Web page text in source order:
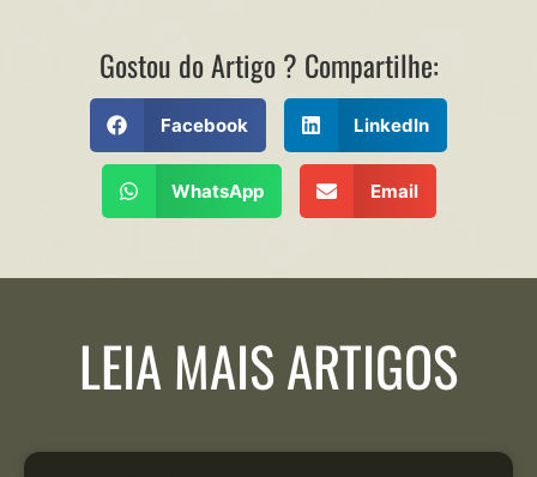
Gostou do Artigo ? Compartilhe:
Facebook LinkedIn
WhatsApp Email
LEIA MAIS ARTIGOS